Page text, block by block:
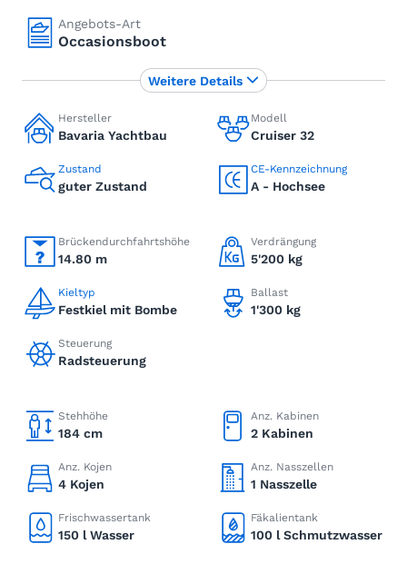
Angebots-Art
Occasionsboot
Hersteller
Bavaria Yachtbau
Modell
Cruiser 32
Zustand
guter Zustand
CE-Kennzeichnung
A - Hochsee
Brückendurchfahrtshöhe
14.80 m
Verdrängung
5'200 kg
Kieltyp
Festkiel mit Bombe
Ballast
1'300 kg
Steuerung
Radsteuerung
Stehhöhe
184 cm
Anz. Kabinen
2 Kabinen
Anz. Kojen
4 Kojen
Anz. Nasszellen
1 Nasszelle
Frischwassertank
150 l Wasser
Fäkalientank
100 l Schmutzwasser
Weitere Details